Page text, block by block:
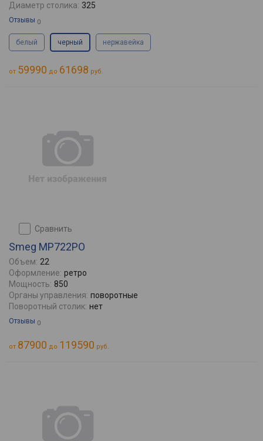
Диаметр столика: 325
Отзывы 0
белый черный нержавейка
от 59990 до 61698 руб.
сравнить
Smeg MP722PO
Объем: 22
Оформление: ретро
Мощность: 850
Органы управления: поворотные
Поворотный столик: нет
Отзывы 0
от 87900 до 119590 руб.